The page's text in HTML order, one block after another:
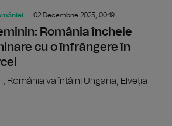
02 Decembrie 2025, 00:19
România încheie
cu o înfrângere în
România va întâlni Ungaria, Elveția